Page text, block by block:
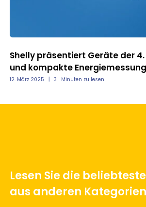
Lesen Sie die
aus anderen Kategorien
Shelly präsentiert Geräte der
und kompakte Energiemessung
12. März 2025 3 Minuten zu lesen